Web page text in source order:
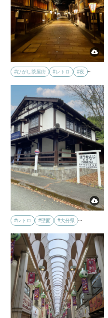
#ひがし茶屋街 #レトロ #夜 …
#レトロ #壁面 #大分県